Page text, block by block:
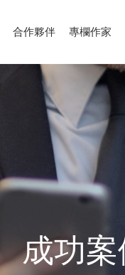
合作夥伴 專欄作家
成功